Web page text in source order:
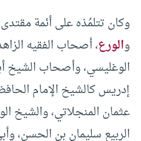
وكان تتلمُذه على أئمة
والورع، أصحاب الفقيه
الوغليسي، وأصحاب الشيخ
إدريس كالشيخ الإمام
عثمان المنجلاتي، والشيخ
الربيع سليمان بن الحسن،